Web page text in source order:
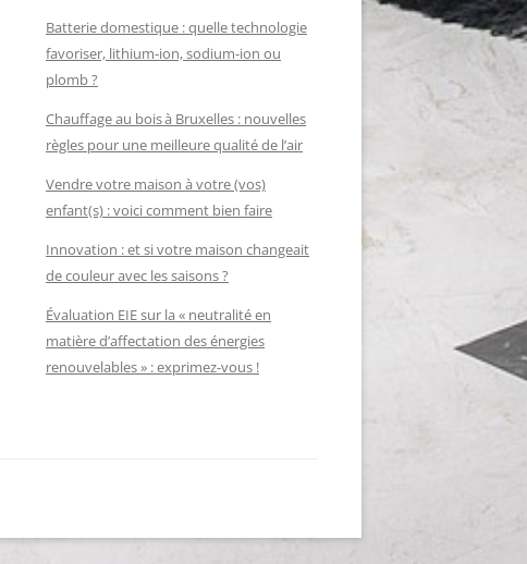
Batterie domestique : quelle technologie
favoriser, lithium-ion, sodium-ion ou
plomb ?
Chauffage au bois à Bruxelles : nouvelles
règles pour une meilleure qualité de l’air
Vendre votre maison à votre (vos)
enfant(s) : voici comment bien faire
Innovation : et si votre maison changeait
de couleur avec les saisons ?
Évaluation EIE sur la « neutralité en
matière d’affectation des énergies
renouvelables » : exprimez-vous !